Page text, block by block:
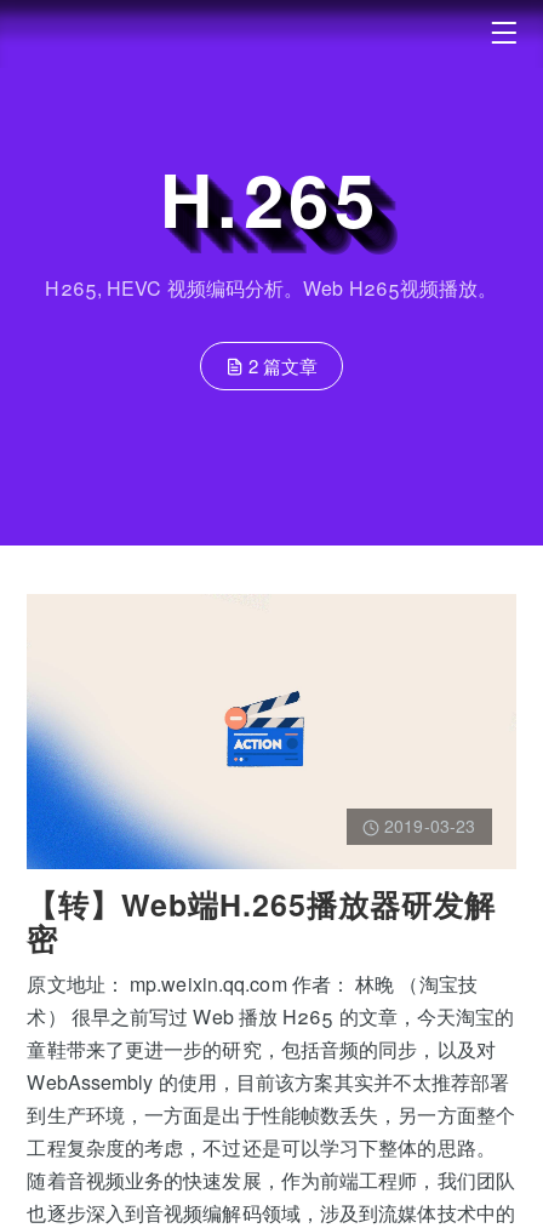
H.265
H265, HEVC 视频编码分析。Web H265视频播放。
2 篇文章
2019-03-23
【转】Web端H.265播放器研发解
密
原文地址： mp.weixin.qq.com 作者： 林晚 （淘宝技
术） 很早之前写过 Web 播放 H265 的文章，今天淘宝的
童鞋带来了更进一步的研究，包括音频的同步，以及对
WebAssembly 的使用，目前该方案其实并不太推荐部署
到生产环境，一方面是出于性能帧数丢失，另一方面整个
工程复杂度的考虑，不过还是可以学习下整体的思路。
随着音视频业务的快速发展，作为前端工程师，我们团队
也逐步深入到音视频编解码领域，涉及到流媒体技术中的